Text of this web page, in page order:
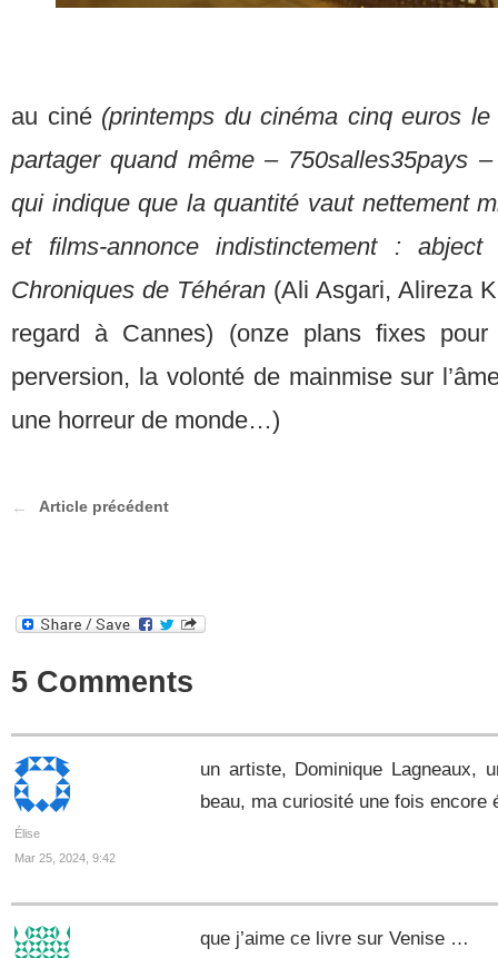
au ciné (printemps du cinéma cinq euros
partager quand même – 750salles35pays
qui indique que la quantité vaut nettement
et films-annonce indistinctement :
Chroniques de Téhéran (Ali Asgari, Alireza
regard à Cannes) (onze plans fixes pour
perversion, la volonté de mainmise sur
une horreur de monde…)
Article précédent
5 Comments
Élise
Mar 25, 2024, 9:42
un artiste, Dominique Lagneaux,
beau, ma curiosité une fois encore
que j’aime ce livre sur Venise …